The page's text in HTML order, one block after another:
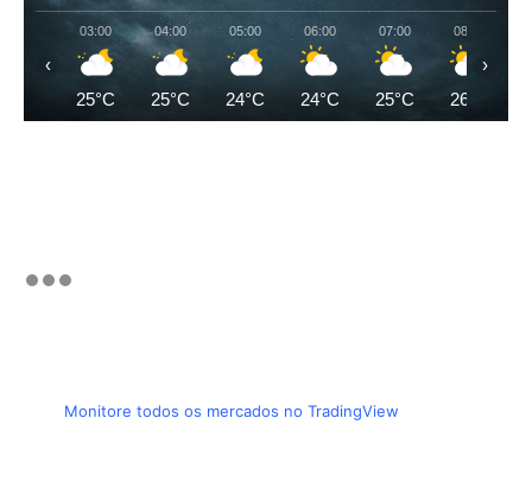
03:00
25°C
04:00
25°C
05:00
24°C
06:00
24°C
07:00
25°C
08:00
26°C
‹ ›
Monitore todos os mercados no TradingView